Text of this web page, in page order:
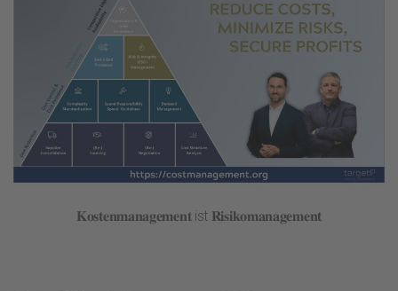
𝐊𝐨𝐬𝐭𝐞𝐧𝐦𝐚𝐧𝐚𝐠𝐞𝐦𝐞𝐧𝐭 ist 𝐑𝐢𝐬𝐢𝐤𝐨𝐦𝐚𝐧𝐚𝐠𝐞𝐦𝐞𝐧𝐭